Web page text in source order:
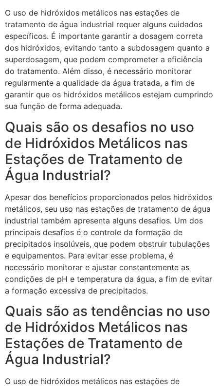
O uso de hidróxidos metálicos nas estações de
tratamento de água industrial requer alguns cuidados
específicos. É importante garantir a dosagem correta
dos hidróxidos, evitando tanto a subdosagem quanto a
superdosagem, que podem comprometer a eficiência
do tratamento. Além disso, é necessário monitorar
regularmente a qualidade da água tratada, a fim de
garantir que os hidróxidos metálicos estejam cumprindo
sua função de forma adequada.
Quais são os desafios no uso
de Hidróxidos Metálicos nas
Estações de Tratamento de
Água Industrial?
Apesar dos benefícios proporcionados pelos hidróxidos
metálicos, seu uso nas estações de tratamento de água
industrial também apresenta alguns desafios. Um dos
principais desafios é o controle da formação de
precipitados insolúveis, que podem obstruir tubulações
e equipamentos. Para evitar esse problema, é
necessário monitorar e ajustar constantemente as
condições de pH e temperatura da água, a fim de evitar
a formação excessiva de precipitados.
Quais são as tendências no uso
de Hidróxidos Metálicos nas
Estações de Tratamento de
Água Industrial?
O uso de hidróxidos metálicos nas estações de